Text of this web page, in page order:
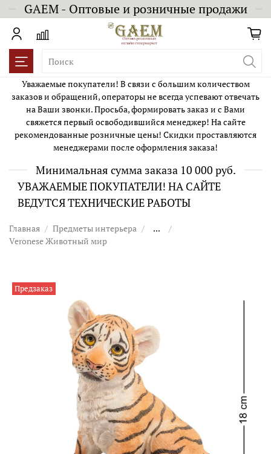
GAEM - Оптовые и розничные продажи
Уважаемые покупатели! В связи с большим количеством
заказов и обращений, операторы не всегда успевают отвечать
на Ваши звонки. Просьба, формировать заказ и с Вами
свяжется первый освободившийся менеджер! На сайте
рекомендованные розничные цены! Скидки проставляются
менеджерами после оформления заказа!
Минимальная сумма заказа 10 000 руб.
УВАЖАЕМЫЕ ПОКУПАТЕЛИ! НА САЙТЕ
ВЕДУТСЯ ТЕХНИЧЕСКИЕ РАБОТЫ
Главная Предметы интерьера
...
Veronese Животный мир
Предзаказ